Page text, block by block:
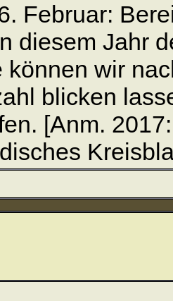
Februar:
diesem Jahr
können wir
blicken
[Anm.